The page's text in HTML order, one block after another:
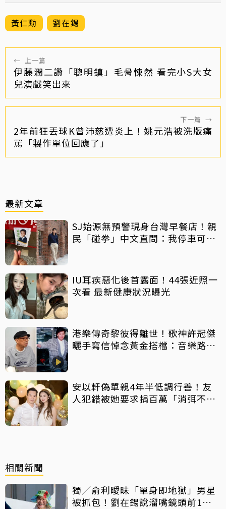
黃仁勳 劉在錫
← 上一篇
伊藤潤二讚「聰明鎮」毛骨悚然 看完小S大女
兒演戲笑出來
下一篇 →
2年前狂丟球K曾沛慈遭炎上！姚元浩被洗版痛
罵「製作單位回應了」
最新文章
SJ始源無預警現身台灣早餐店！親
民「碰拳」中文直問：我停車可以
IU耳疾惡化後首露面！44張近照一
次看 最新健康狀況曝光
港樂傳奇黎彼得離世！歌神許冠傑
曬手寫信悼念黃金搭檔：音樂路上
安以軒偽單親4年半低調行善！友
人犯錯被她要求捐百萬「消弭不
相關新聞
獨／俞利曖昧「單身即地獄」男星
被抓包！劉在錫說溜嘴鏡頭前1舉